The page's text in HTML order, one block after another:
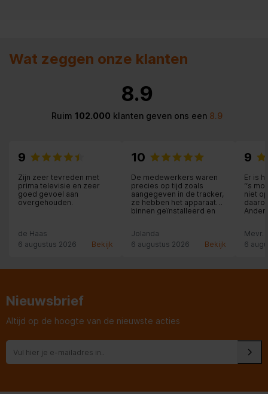
Wat zeggen onze klanten
8.9
Ruim 102.000 klanten geven ons een8.9
9
Zijn zeer tevreden met
prima televisie en zeer
goed gevoel aan
overgehouden.
de Haas
6 augustus 2026
Bekijk
10
De medewerkers waren
precies op tijd zoals
aangegeven in de tracker,
ze hebben het apparaat
binnen geïnstalleerd en
overladen en de oude
apparaten meegenomen
Jolanda
6 augustus 2026
Bekijk
9
Er is
‘‘s
niet
even
Mevr.
6
Nieuwsbrief
Altijd op de hoogte van de nieuwste acties